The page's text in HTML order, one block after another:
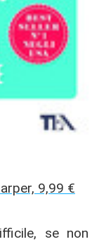
9,99 €
se non